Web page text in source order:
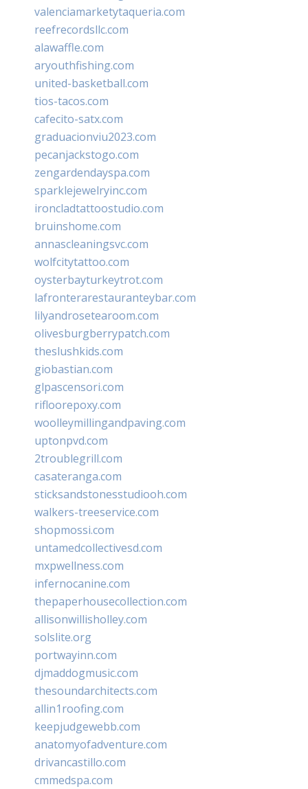
valenciamarketytaqueria.com
reefrecordsllc.com
alawaffle.com
aryouthfishing.com
united-basketball.com
tios-tacos.com
cafecito-satx.com
graduacionviu2023.com
pecanjackstogo.com
zengardendayspa.com
sparklejewelryinc.com
ironcladtattoostudio.com
bruinshome.com
annascleaningsvc.com
wolfcitytattoo.com
oysterbayturkeytrot.com
lafronterarestauranteybar.com
lilyandrosetearoom.com
olivesburgberrypatch.com
theslushkids.com
giobastian.com
glpascensori.com
rifloorepoxy.com
woolleymillingandpaving.com
uptonpvd.com
2troublegrill.com
casateranga.com
sticksandstonesstudiooh.com
walkers-treeservice.com
shopmossi.com
untamedcollectivesd.com
mxpwellness.com
infernocanine.com
thepaperhousecollection.com
allisonwillisholley.com
solslite.org
portwayinn.com
djmaddogmusic.com
thesoundarchitects.com
allin1roofing.com
keepjudgewebb.com
anatomyofadventure.com
drivancastillo.com
cmmedspa.com